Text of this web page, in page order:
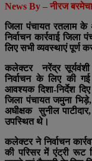
News By – नीरज
जिला पंचायत रतलाम के
निर्वाचन कार्रवाई
लिए सभी व्यवस्थाएं पूर्ण
कलेक्टर नरेंद्र सूर्यवंशी
निर्वाचन के लिए की
आवश्यक दिशा-निर्देश
जिला पंचायत जमुना
अधीक्षक सुनील
उपस्थित थे।
कलेक्टर ने निर्वाचन
की परिसर में एंट्री रूट